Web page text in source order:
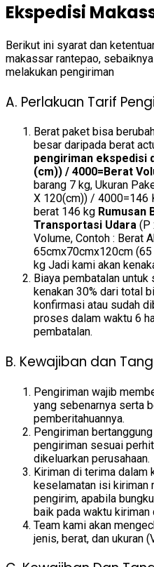
Ekspedisi
Berikut ini syarat dan
makassar rantepao,
melakukan pengiriman
A. Perlakuan Tarif
Berat paket bisa
besar daripada berat
pengiriman ekspedisi
(cm)) / 4000=Berat
barang 7 kg, Ukuran
X 120(cm)) / 4000=146
berat 146 kg Rumusan
Transportasi Udara (P
Volume, Contoh : Berat
65cmx70cmx120cm
kg Jadi kami akan
Biaya pembatalan
kenakan 30% dari total
konfirmasi atau sudah
proses dalam waktu 6
pembatalan.
B. Kewajiban dan
Pengiriman wajib
yang sebenarnya serta
pemberitahuannya.
Pengiriman
pengiriman sesuai
dikeluarkan perusahaan.
Kiriman di terima dalam
keselamatan isi kiriman
pengirim, apabila
baik pada waktu kiriman
Team kami akan
jenis, berat, dan ukuran